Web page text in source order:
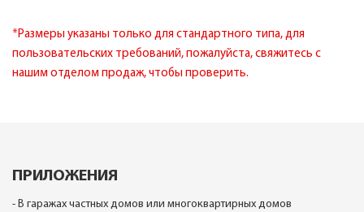
ЧЕРТЕЖ
ЧЕРТЕЖ
*Размеры указаны только для стандартного типа, для
пользовательских требований, пожалуйста, свяжитесь с
нашим отделом продаж, чтобы проверить.
ПРИЛОЖЕНИЯ
- В гаражах частных домов или многоквартирных домов